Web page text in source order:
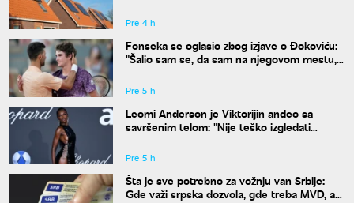
Pre 4 h
Fonseka se oglasio zbog izjave o Đokoviću:
"Šalio sam se, da sam na njegovom mestu,
Pre 5 h
Leomi Anderson je Viktorijin anđeo sa
savršenim telom: "Nije teško izgledati
Pre 5 h
Šta je sve potrebno za vožnju van Srbije:
Gde važi srpska dozvola, gde treba MVD, a